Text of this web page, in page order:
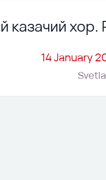
казачий
14 January